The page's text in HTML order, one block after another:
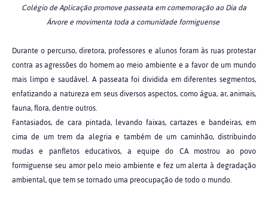
Colégio de Aplicação promove passeata em comemoração ao Dia da
Árvore e movimenta toda a comunidade formiguense
Durante o percurso, diretora, professores e alunos foram às ruas protestar
contra as agressões do homem ao meio ambiente e a favor de um mundo
mais limpo e saudável. A passeata foi dividida em diferentes segmentos,
enfatizando a natureza em seus diversos aspectos, como água, ar, animais,
fauna, flora, dentre outros.
Fantasiados, de cara pintada, levando faixas, cartazes e bandeiras, em
cima de um trem da alegria e também de um caminhão, distribuindo
mudas e panfletos educativos, a equipe do CA mostrou ao povo
formiguense seu amor pelo meio ambiente e fez um alerta à degradação
ambiental, que tem se tornado uma preocupação de todo o mundo.